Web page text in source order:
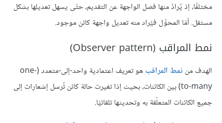
مختلفًا، إذ يُرادُ منها فصل الواجهة عن التقديم، حتّى يسهل تعديلها بشكل
مستقل. أمّا المحوِّل فيُراد منه تعديل واجهة كائن موجود.
نمط المراقب (Observer pattern)
الهدف من نمط المراقب
هو تعريف اعتمادية واحد-إلى-متعدد (one-
to-many) بين الكائنات، بحيث إذا تغيرت حالة كائن تُرسل إشعارات إلى
جميع الكائنات المتعلّقة به وتحديثها تلقائيًا.